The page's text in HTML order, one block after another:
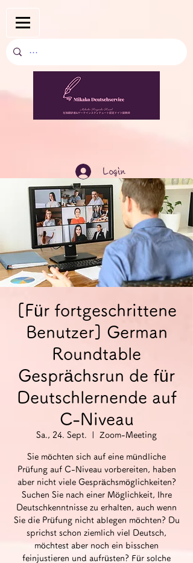
Login
[Für fortgeschrittene
Benutzer] German
Roundtable
Gesprächsrun de für
Deutschlernende auf
C-Niveau
Sa., 24. Sept. Zoom-Meeting
Sie möchten sich auf eine mündliche
Prüfung auf C-Niveau vorbereiten, haben
aber nicht viele Gesprächsmöglichkeiten?
Suchen Sie nach einer Möglichkeit, Ihre
Deutschkenntnisse zu erhalten, auch wenn
Sie die Prüfung nicht ablegen möchten? Du
sprichst schon ziemlich viel Deutsch,
möchtest aber noch ein bisschen
feinjustieren und aufrüsten? Für solche